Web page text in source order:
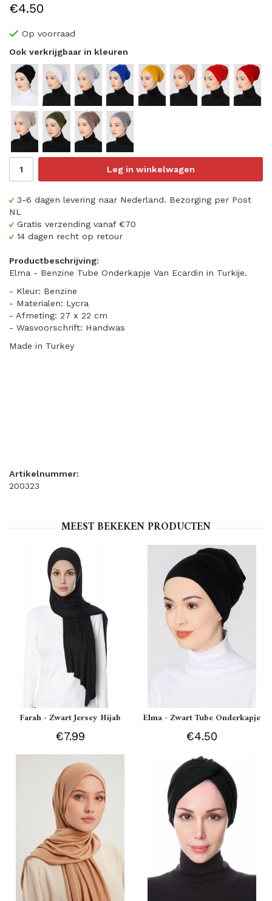
€4.50
Op voorraad
Ook verkrijgbaar in kleuren
Leg in winkelwagen
3-6 dagen levering naar Nederland. Bezorging per Post
NL
Gratis verzending vanaf €70
14 dagen recht op retour
Productbeschrijving:
Elma - Benzine Tube Onderkapje Van Ecardin in Turkije.
- Kleur: Benzine
- Materialen: Lycra
- Afmeting: 27 x 22 cm
- Wasvoorschrift: Handwas
Made in Turkey
Artikelnummer:
200323
MEEST BEKEKEN PRODUCTEN
Farah - Zwart Jersey Hijab
€7.99
Elma - Zwart Tube Onderkapje
€4.50